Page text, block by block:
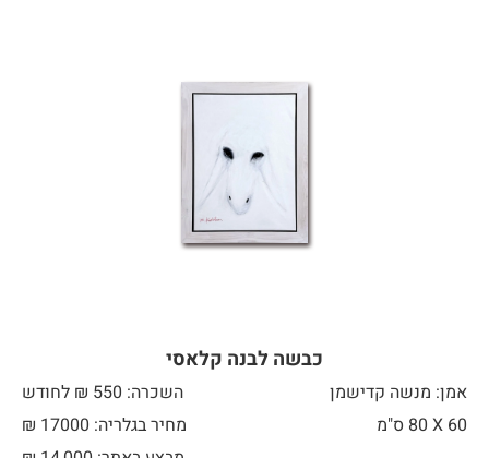
כבשה לבנה קלאסי
אמן: מנשה קדישמן
השכרה: 550 ₪ לחודש
60 X
מחיר בגלריה: 17000 ₪